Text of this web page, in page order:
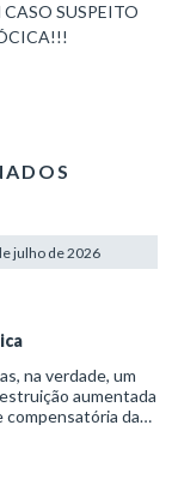
SUSPEITO
julho de 2026
na verdade, um
aumentada
compensatória da